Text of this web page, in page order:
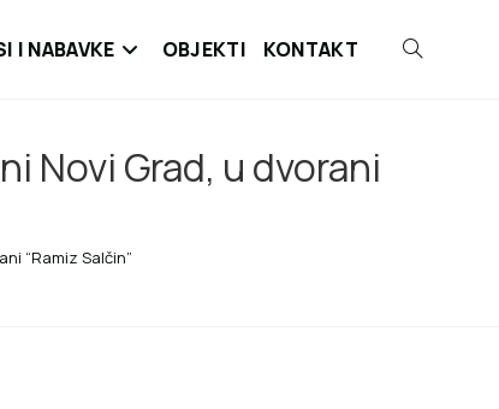
I NABAVKE OBJEKTI KONTAKT
Novi Grad, u dvorani
“Ramiz Salčin”